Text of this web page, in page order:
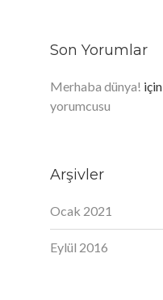
Son Yorumlar
Merhaba dünya! için
yorumcusu
Arşivler
Ocak 2021
Eylül 2016